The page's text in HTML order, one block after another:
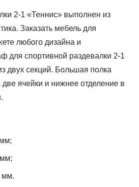
2-1 «Теннис» выполнен из
Заказать мебель для
любого дизайна и
для спортивной раздевалки 2-1
двух секций. Большая полка
две ячейки и нижнее отделение в
мм.